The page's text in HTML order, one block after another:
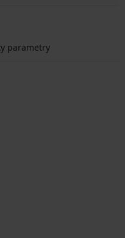
parametry